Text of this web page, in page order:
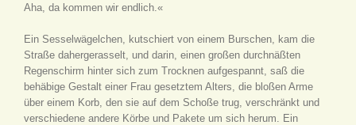
Aha, da kommen wir endlich.«
Ein Sesselwägelchen, kutschiert von einem Burschen, kam die
Straße dahergerasselt, und darin, einen großen durchnäßten
Regenschirm hinter sich zum Trocknen aufgespannt, saß die
behäbige Gestalt einer Frau gesetztem Alters, die bloßen Arme
über einem Korb, den sie auf dem Schoße trug, verschränkt und
verschiedene andere Körbe und Pakete um sich herum. Ein